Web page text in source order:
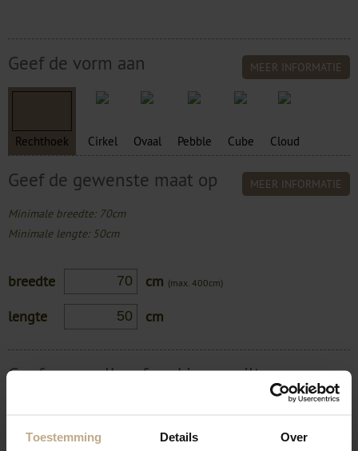
Toestemming Details Over
Geef de vorm aan MEER INFORMATIE
Rechthoek Cirkel Ovaal Pebble Cube Cloud
Geef de gewenste maat op MEER INFORMATIE
Minimale breedte: 70cm
Minimale lengte: 50cm
breedte cm (max. 400cm)
lengte cm
Geef aan welke afwerking u wilt
MEER INFORMATIE
stevigheid. Klik op een afbeelding voor een vergroting.